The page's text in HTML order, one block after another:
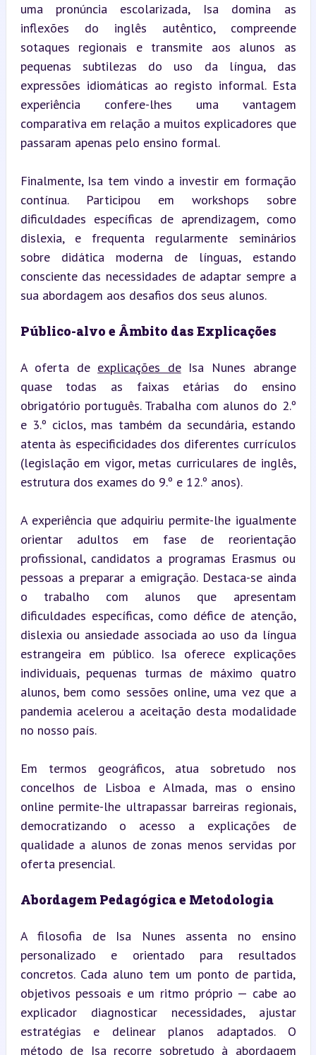
uma pronúncia escolarizada, Isa domina as
inflexões do inglês autêntico, compreende
sotaques regionais e transmite aos alunos as
pequenas subtilezas do uso da língua, das
expressões idiomáticas ao registo informal. Esta
experiência confere-lhes uma vantagem
comparativa em relação a muitos explicadores que
passaram apenas pelo ensino formal.
Finalmente, Isa tem vindo a investir em formação
contínua. Participou em workshops sobre
dificuldades específicas de aprendizagem, como
dislexia, e frequenta regularmente seminários
sobre didática moderna de línguas, estando
consciente das necessidades de adaptar sempre a
sua abordagem aos desafios dos seus alunos.
Público-alvo e Âmbito das Explicações
A oferta de explicações de Isa Nunes abrange
quase todas as faixas etárias do ensino
obrigatório português. Trabalha com alunos do 2.º
e 3.º ciclos, mas também da secundária, estando
atenta às especificidades dos diferentes currículos
(legislação em vigor, metas curriculares de inglês,
estrutura dos exames do 9.º e 12.º anos).
A experiência que adquiriu permite-lhe igualmente
orientar adultos em fase de reorientação
profissional, candidatos a programas Erasmus ou
pessoas a preparar a emigração. Destaca-se ainda
o trabalho com alunos que apresentam
dificuldades específicas, como défice de atenção,
dislexia ou ansiedade associada ao uso da língua
estrangeira em público. Isa oferece explicações
individuais, pequenas turmas de máximo quatro
alunos, bem como sessões online, uma vez que a
pandemia acelerou a aceitação desta modalidade
no nosso país.
Em termos geográficos, atua sobretudo nos
concelhos de Lisboa e Almada, mas o ensino
online permite-lhe ultrapassar barreiras regionais,
democratizando o acesso a explicações de
qualidade a alunos de zonas menos servidas por
oferta presencial.
Abordagem Pedagógica e Metodologia
A filosofia de Isa Nunes assenta no ensino
personalizado e orientado para resultados
concretos. Cada aluno tem um ponto de partida,
objetivos pessoais e um ritmo próprio — cabe ao
explicador diagnosticar necessidades, ajustar
estratégias e delinear planos adaptados. O
método de Isa recorre sobretudo à abordagem